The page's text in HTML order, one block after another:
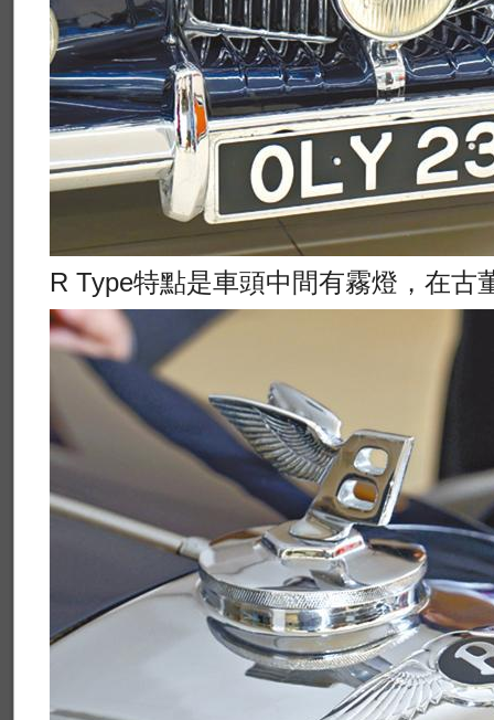
R Type特點是車頭中間有霧燈，在古